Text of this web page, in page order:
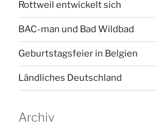
Rottweil entwickelt sich
BAC-man und Bad Wildbad
Geburtstagsfeier in Belgien
Ländliches Deutschland
Archiv